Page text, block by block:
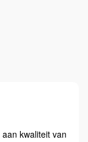
kwaliteit van